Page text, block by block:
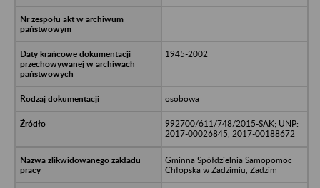
1945-2002
osobowa
992700/611/748/2015-SAK; UNP:
2017-00026845, 2017-00188672
Gminna Spółdzielnia Samopomoc
Chłopska w Zadzimiu, Zadzim